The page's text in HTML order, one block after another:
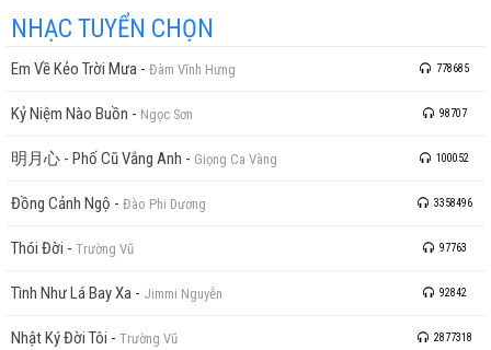
NHẠC TUYỂN CHỌN
Em Về Kẻo Trời Mưa - Đàm Vĩnh Hưng 778685
Kỷ Niệm Nào Buồn - Ngọc Sơn 98707
明月心 - Phố Cũ Vắng Anh - Giọng Ca Vàng 100052
Đồng Cảnh Ngộ - Đào Phi Dương 3358496
Thói Đời - Trường Vũ 97763
Tình Như Lá Bay Xa - Jimmi Nguyễn 92842
Nhật Ký Đời Tôi - Trường Vũ 2877318